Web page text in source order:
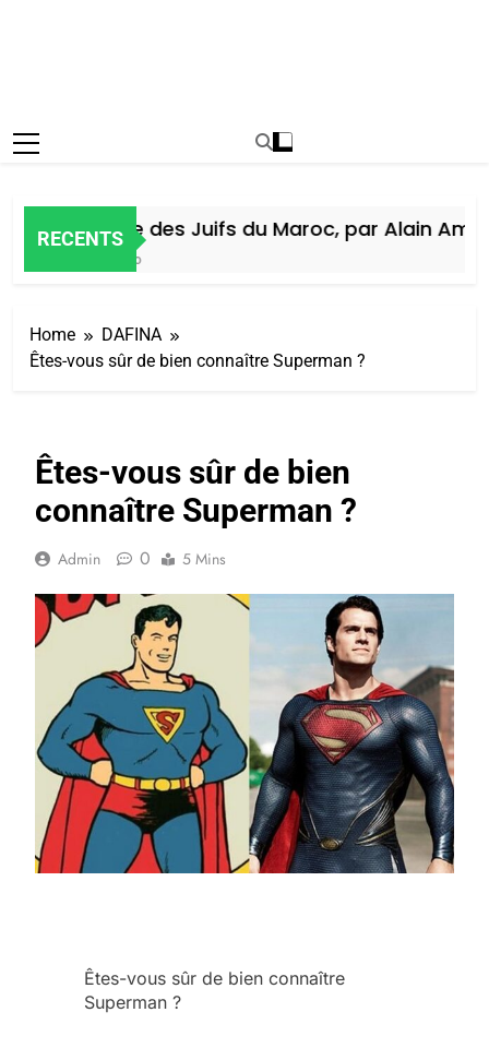
RECENTS
Histoire des Juifs du Maroc, par Alain Amiel
Home
DAFINA
Êtes-vous sûr de bien connaître Superman ?
Êtes-vous sûr de bien
connaître Superman ?
Admin 0 5 Mins
Êtes-vous sûr de bien connaître
Superman ?